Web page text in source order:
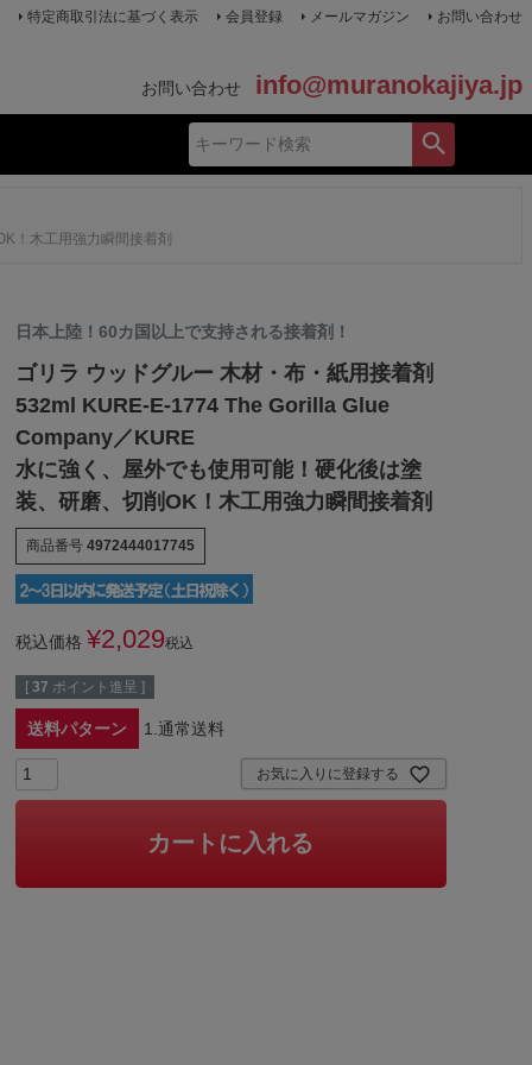
特定商取引法に基づく表示 会員登録 メールマガジン お問い合わせ
お問い合わせ info@muranokajiya.jp
！木工用強力瞬間接着剤
日本上陸！60カ国以上で支持される接着剤！
ゴリラ ウッドグルー 木材・布・紙用接着剤
532ml KURE-E-1774 The Gorilla Glue
Company／KURE
水に強く、屋外でも使用可能！硬化後は塗
装、研磨、切削OK！木工用強力瞬間接着剤
商品番号 4972444017745
税込価格 ¥2,029税込
[ 37 ポイント進呈 ]
送料パターン 1.通常送料
お気に入りに登録する
カートに入れる